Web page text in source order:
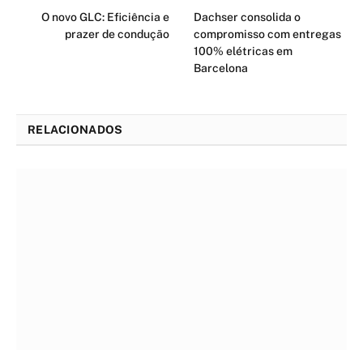
O novo GLC: Eficiência e
prazer de condução
Dachser consolida o
compromisso com entregas
100% elétricas em
Barcelona
RELACIONADOS